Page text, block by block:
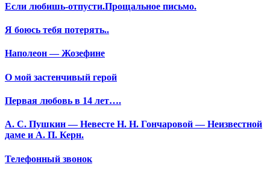
Если любишь-отпусти.Прощальное письмо.
Я боюсь тебя потерять..
Наполеон — Жозефине
О мой застенчивый герой
Первая любовь в 14 лет….
А. С. Пушкин — Невесте Н. Н. Гончаровой — Неизвестной
даме и А. П. Керн.
Телефонный звонок